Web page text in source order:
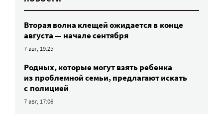
Вторая волна клещей ожидается в конце
августа — начале сентября
7 авг, 19:25
Родных, которые могут взять ребенка
из проблемной семьи, предлагают искать
с полицией
7 авг, 17:06